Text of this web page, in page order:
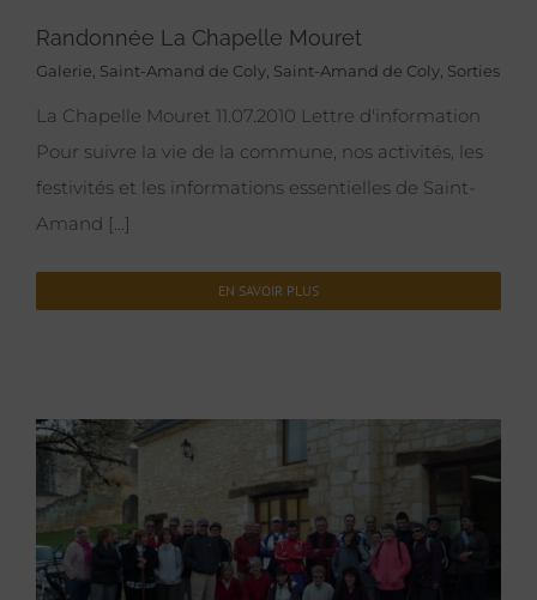
Randonnée La Chapelle Mouret
Galerie, Saint-Amand de Coly, Saint-Amand de Coly, Sorties
La Chapelle Mouret 11.07.2010 Lettre d'information
Pour suivre la vie de la commune, nos activités, les
festivités et les informations essentielles de Saint-
Amand [...]
EN SAVOIR PLUS